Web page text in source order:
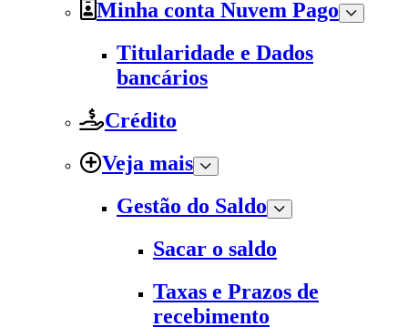
Minha conta Nuvem Pago
Titularidade e Dados
bancários
Crédito
Veja mais
Gestão do Saldo
Sacar o saldo
Taxas e Prazos de
recebimento